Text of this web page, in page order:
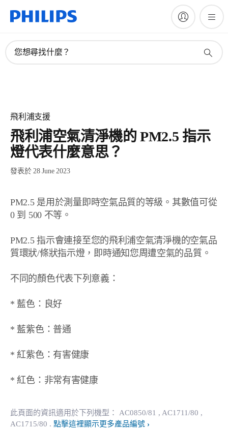
您想尋找什麼？
飛利浦支援
飛利浦空氣清淨機的 PM2.5 指示
燈代表什麼意思？
發表於 28 June 2023
PM2.5 是用於測量即時空氣品質的等級。其數值可從
0 到 500 不等。
PM2.5 指示會連接至您的飛利浦空氣清淨機的空氣品
質環狀/條狀指示燈，即時通知您周遭空氣的品質。
不同的顏色代表下列意義：
* 藍色：良好
* 藍紫色：普通
* 紅紫色：有害健康
* 紅色：非常有害健康
此頁面的資訊適用於下列機型： AC0850/81 , AC1711/80 ,
AC1715/80 . 點擊這裡顯示更多產品編號